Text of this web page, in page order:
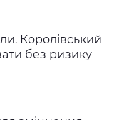
Королівський
без ризику